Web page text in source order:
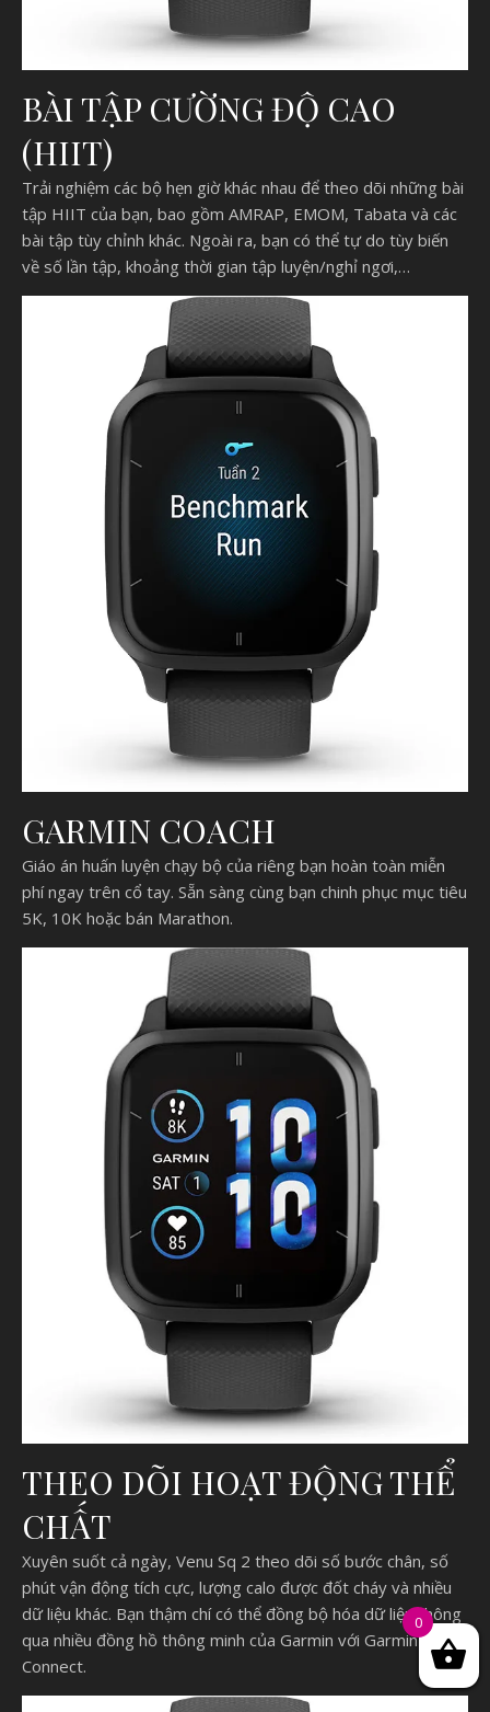
BÀI TẬP CƯỜNG ĐỘ CAO
(HIIT)
Trải nghiệm các bộ hẹn giờ khác nhau để theo dõi những bài
tập HIIT của bạn, bao gồm AMRAP, EMOM, Tabata và các
bài tập tùy chỉnh khác. Ngoài ra, bạn có thể tự do tùy biến
về số lần tập, khoảng thời gian tập luyện/nghỉ ngơi,…
GARMIN COACH
Giáo án huấn luyện chạy bộ của riêng bạn hoàn toàn miễn
phí ngay trên cổ tay. Sẵn sàng cùng bạn chinh phục mục tiêu
5K, 10K hoặc bán Marathon.
THEO DÕI HOẠT ĐỘNG THỂ
CHẤT
Xuyên suốt cả ngày, Venu Sq 2 theo dõi số bước chân, số
phút vận động tích cực, lượng calo được đốt cháy và nhiều
dữ liệu khác. Bạn thậm chí có thể đồng bộ hóa dữ liệu thông
qua nhiều đồng hồ thông minh của Garmin với Garmin
Connect.
0